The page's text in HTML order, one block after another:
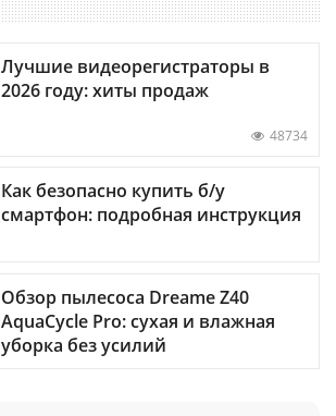
Лучшие видеорегистраторы в
2026 году: хиты продаж
48734
Как безопасно купить б/у
смартфон: подробная инструкция
Обзор пылесоса Dreame Z40
AquaCycle Pro: сухая и влажная
уборка без усилий